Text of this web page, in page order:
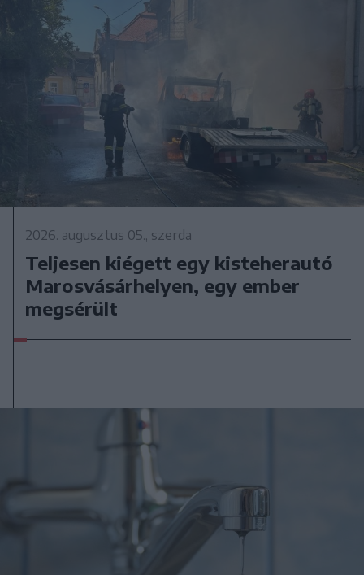
2026. augusztus 05., szerda
Teljesen kiégett egy kisteherautó
Marosvásárhelyen, egy ember
megsérült